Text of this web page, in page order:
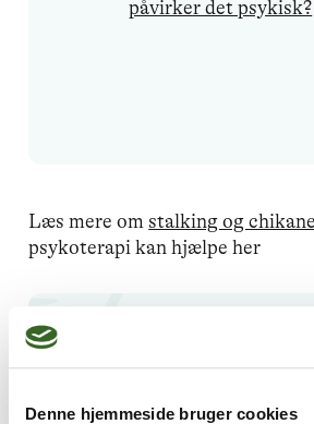
Denne hjemmeside bruger cookies
påvirker det psykisk?
Læs mere om stalking og
psykoterapi kan hjælpe her
chikane